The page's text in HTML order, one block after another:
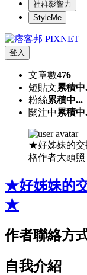
社群影響力
StyleMe
登入
文章數476
短貼文累積中
粉絲累積中...
關注中 累積中
★好姊妹的交
格作者大頭照
★好姊妹的
★
作者聯絡方
自我介紹